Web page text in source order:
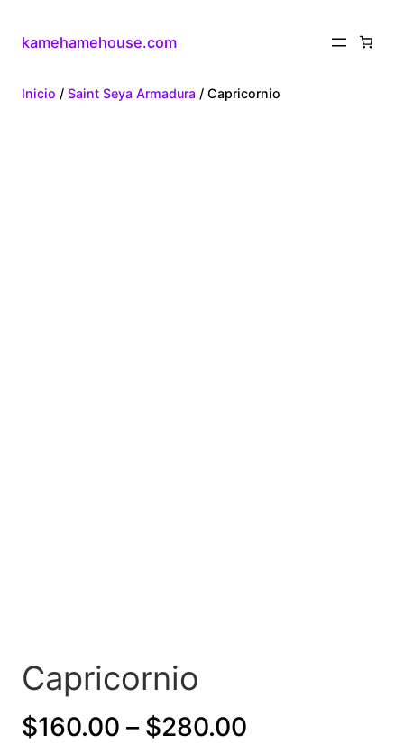
kamehamehouse.com
Inicio / Saint Seya Armadura / Capricornio
Capricornio
$160.00 – $280.00